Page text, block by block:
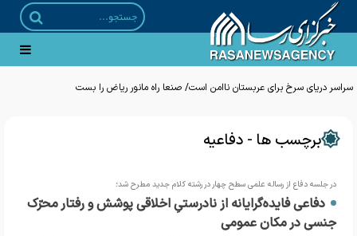
سراسر دریای سرخ برای عربستان ناامن است/ صنعا راه مانور ریاض را بست
برچسب ها - دفاعیه
در جلسه دفاع از رساله علمی سطح چهار در رشته کلام جدید مطرح شد؛
دفاعی فایده‌گرایانه از نادرستیِ اخلاقی پوشش و رفتار محرّک
جنسی در مکان عمومی